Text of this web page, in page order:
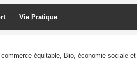
Vie Pratique
équitable, Bio, économie sociale et